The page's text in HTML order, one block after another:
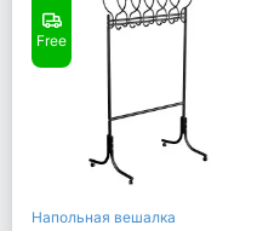
Free
Напольная вешалка